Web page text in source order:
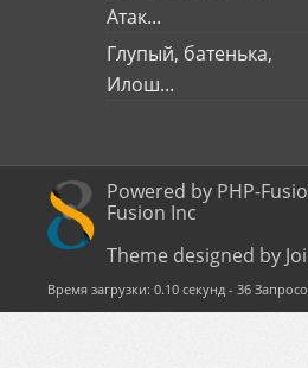
Атак...
Глупый, батенька,
Илош...
Powered by PHP-
Fusion Inc
Theme designed by
Время загрузки: 0.10 секунд - 36